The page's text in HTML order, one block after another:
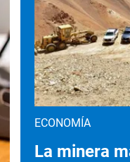
ECONOMÍA
La minera